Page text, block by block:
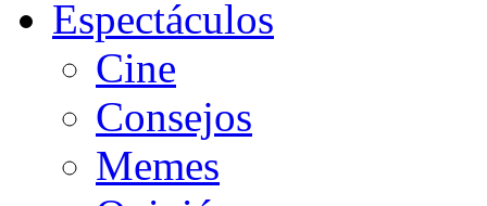
Espectáculos
Cine
Consejos
Memes